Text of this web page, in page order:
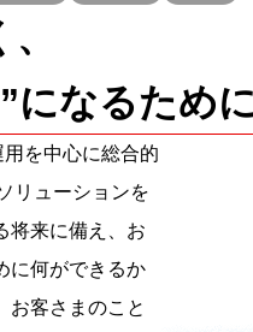
なるために
を中心に総合的
リューションを
将来に備え、お
に何ができるか
お客さまのこと